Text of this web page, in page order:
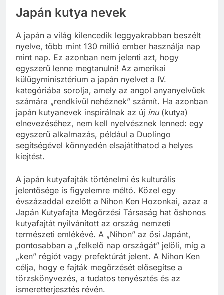
Japán kutya nevek
A japán a világ kilencedik leggyakrabban beszélt
nyelve, több mint 130 millió ember használja nap
mint nap. Ez azonban nem jelenti azt, hogy
egyszerű lenne megtanulni! Az amerikai
külügyminisztérium a japán nyelvet a IV.
kategóriába sorolja, amely az angol anyanyelvűek
számára „rendkívül nehéznek” számít. Ha azonban
japán kutyanevek inspirálnak az új inu(kutya)
elnevezéséhez, nem kell nyelvésznek lenned: egy
egyszerű alkalmazás, például a Duolingo
segítségével könnyedén elsajátíthatod a helyes
kiejtést.
A japán kutyafajták történelmi és kulturális
jelentősége is figyelemre méltó. Közel egy
évszázaddal ezelőtt a Nihon Ken Hozonkai, azaz a
Japán Kutyafajta Megőrzési Társaság hat őshonos
kutyafajtát nyilvánított az ország nemzeti
természeti emlékévé. A „Nihon” az ősi Japánt,
pontosabban a „felkelő nap országát” jelöli, míg a
„ken” régiót vagy prefektúrát jelent. A Nihon Ken
célja, hogy e fajták megőrzését elősegítse a
törzskönyvezés, a tudatos tenyésztés és az
ismeretterjesztés révén.